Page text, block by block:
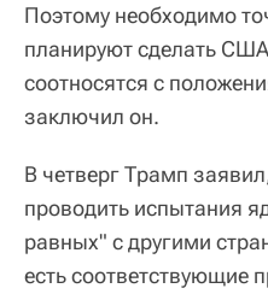
Поэтому необходимо
планируют сделать
соотносятся с
заключил он.
В четверг Трамп
проводить испытания
равных" с другими
есть соответствующие